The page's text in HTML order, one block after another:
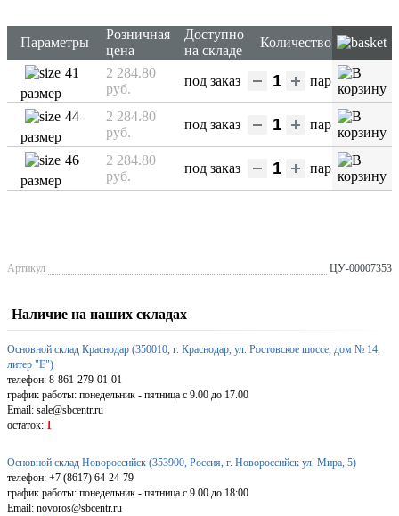
Параметры
Розничная
цена
Доступно
на складе
Количество
41
размер
2 284.80
руб.
под заказ пар
44
размер
2 284.80
руб.
под заказ пар
46
размер
2 284.80
руб.
под заказ пар
Артикул ЦУ-00007353
Наличие на наших складах
Основной склад Краснодар (350010, г. Краснодар, ул. Ростовское шоссе, дом № 14,
литер "Е")
телефон: 8-861-279-01-01
график работы: понедельник - пятница с 9.00 до 17.00
Email: sale@sbcentr.ru
остаток: 1
Основной склад Новороссийск (353900, Россия, г. Новороссийск ул. Мира, 5)
телефон: +7 (8617) 64-24-79
график работы: понедельник - пятница с 9.00 до 18:00
Email: novoros@sbcentr.ru